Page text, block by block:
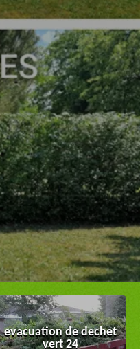
evacuation de dechet
vert 24